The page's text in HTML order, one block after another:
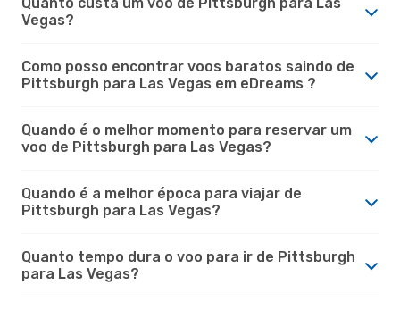
Vegas?
Como posso encontrar voos baratos saindo de
Pittsburgh para Las Vegas em eDreams ?
Quando é o melhor momento para reservar um
voo de Pittsburgh para Las Vegas?
Quando é a melhor época para viajar de
Pittsburgh para Las Vegas?
Quanto tempo dura o voo para ir de Pittsburgh
para Las Vegas?